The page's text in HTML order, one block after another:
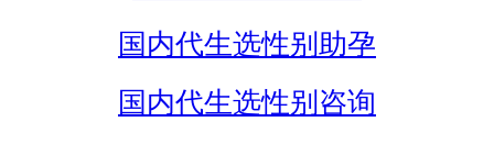
国内代生选性别助孕
国内代生选性别咨询